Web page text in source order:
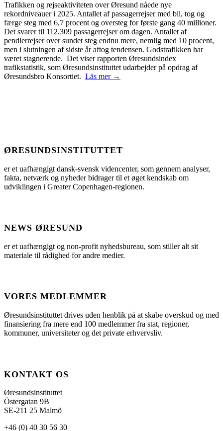
Trafikken og rejseaktiviteten over Øresund nåede nye
rekordniveauer i 2025. Antallet af passagerrejser med bil, tog og
færge steg med 6,7 procent og oversteg for første gang 40 millioner.
Det svarer til 112.309 passagerrejser om dagen. Antallet af
pendlerrejser over sundet steg endnu mere, nemlig med 10 procent,
men i slutningen af sidste år aftog tendensen. Godstrafikken har
været stagnerende. Det viser rapporten Øresundsindex
trafikstatistik, som Øresundsinstituttet udarbejder på opdrag af
Øresundsbro Konsortiet. Läs mer →
ØRESUNDSINSTITUTTET
er et uafhængigt dansk-svensk videncenter, som gennem analyser,
fakta, netværk og nyheder bidrager til et øget kendskab om
udviklingen i Greater Copenhagen-regionen.
NEWS ØRESUND
er et uafhængigt og non-profit nyhedsbureau, som stiller alt sit
materiale til rådighed for andre medier.
VORES MEDLEMMER
Øresundsinstituttet drives uden henblik på at skabe overskud og med
finansiering fra mere end 100 medlemmer fra stat, regioner,
kommuner, universiteter og det private erhvervsliv.
KONTAKT OS
Øresundsinstituttet
Östergatan 9B
SE-211 25 Malmö
+46 (0) 40 30 56 30